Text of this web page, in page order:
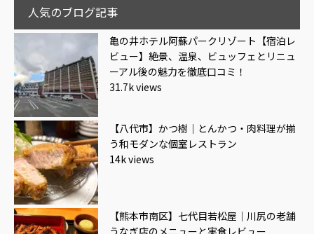
人気のブログ記事
亀の井ホテル阿蘇パークリゾート【宿泊レ
ビュー】絶景、温泉、ビュッフェとリニュ
ーアル後の魅力を徹底口コミ！
31.7k views
【八代市】かつ樹｜とんかつ・肉料理が揃
う和モダンな個室レストラン
14k views
【熊本市南区】七代目若松屋｜川尻の老舗
うなぎ店のメニューと実食レビュー